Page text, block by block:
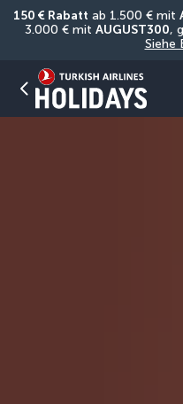
150 € Rabatt ab 1.500 € mit
3.000 € mit AUGUST300
Siehe